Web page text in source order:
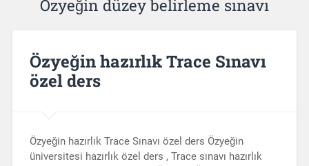
Özyeğin düzey belirleme sınavı
Özyeğin hazırlık Trace Sınavı
özel ders
Özyeğin hazırlık Trace Sınavı özel ders Özyeğin
üniversitesi hazırlık özel ders , Trace sınavı hazırlık